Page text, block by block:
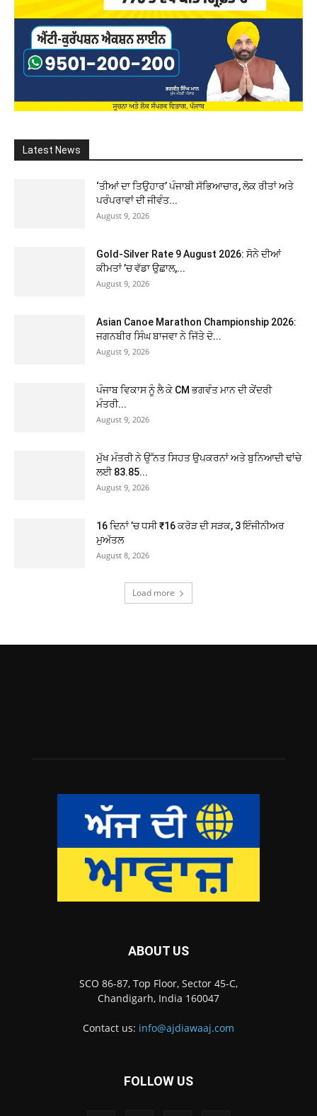
Latest News
‘ਤੀਆਂ ਦਾ ਤਿਉਹਾਰ’ ਪੰਜਾਬੀ ਸੱਭਿਆਚਾਰ, ਲੋਕ ਰੀਤਾਂ ਅਤੇ
ਪਰੰਪਰਾਵਾਂ ਦੀ ਜੀਵੰਤ...
August 9, 2026
Gold-Silver Rate 9 August 2026: ਸੋਨੇ ਦੀਆਂ
ਕੀਮਤਾਂ ’ਚ ਵੱਡਾ ਉਛਾਲ,...
August 9, 2026
Asian Canoe Marathon Championship 2026:
ਜਗਨਬੀਰ ਸਿੰਘ ਬਾਜਵਾ ਨੇ ਜਿੱਤੇ ਦੋ...
August 9, 2026
ਪੰਜਾਬ ਵਿਕਾਸ ਨੂੰ ਲੈ ਕੇ CM ਭਗਵੰਤ ਮਾਨ ਦੀ ਕੇਂਦਰੀ
ਮੰਤਰੀ...
August 9, 2026
ਮੁੱਖ ਮੰਤਰੀ ਨੇ ਉੱਨਤ ਸਿਹਤ ਉਪਕਰਨਾਂ ਅਤੇ ਬੁਨਿਆਦੀ ਢਾਂਚੇ
ਲਈ 83.85...
August 9, 2026
16 ਦਿਨਾਂ ’ਚ ਧਸੀ ₹16 ਕਰੋੜ ਦੀ ਸੜਕ, 3 ਇੰਜੀਨੀਅਰ
ਮੁਅੱਤਲ
August 8, 2026
Load more
ABOUT US
SCO 86-87, Top Floor, Sector 45-C,
Chandigarh, India 160047
Contact us: info@ajdiawaaj.com
FOLLOW US